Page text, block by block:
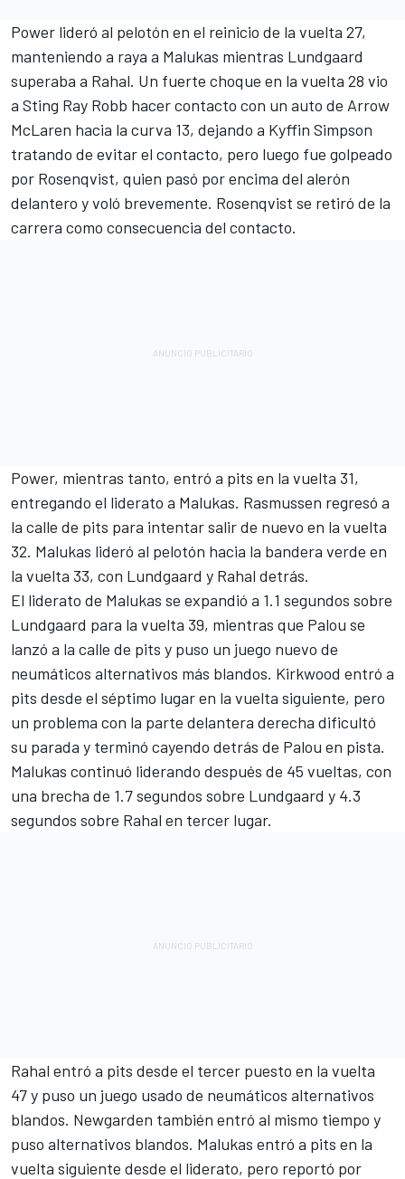
Power lideró al pelotón en el reinicio de la vuelta 27,
manteniendo a raya a Malukas mientras Lundgaard
superaba a Rahal. Un fuerte choque en la vuelta 28 vio
a Sting Ray Robb hacer contacto con un auto de Arrow
McLaren hacia la curva 13, dejando a Kyffin Simpson
tratando de evitar el contacto, pero luego fue golpeado
por Rosenqvist, quien pasó por encima del alerón
delantero y voló brevemente. Rosenqvist se retiró de la
carrera como consecuencia del contacto.
Power, mientras tanto, entró a pits en la vuelta 31,
entregando el liderato a Malukas. Rasmussen regresó a
la calle de pits para intentar salir de nuevo en la vuelta
32. Malukas lideró al pelotón hacia la bandera verde en
la vuelta 33, con Lundgaard y Rahal detrás.
El liderato de Malukas se expandió a 1.1 segundos sobre
Lundgaard para la vuelta 39, mientras que Palou se
lanzó a la calle de pits y puso un juego nuevo de
neumáticos alternativos más blandos. Kirkwood entró a
pits desde el séptimo lugar en la vuelta siguiente, pero
un problema con la parte delantera derecha dificultó
su parada y terminó cayendo detrás de Palou en pista.
Malukas continuó liderando después de 45 vueltas, con
una brecha de 1.7 segundos sobre Lundgaard y 4.3
segundos sobre Rahal en tercer lugar.
Rahal entró a pits desde el tercer puesto en la vuelta
47 y puso un juego usado de neumáticos alternativos
blandos. Newgarden también entró al mismo tiempo y
puso alternativos blandos. Malukas entró a pits en la
vuelta siguiente desde el liderato, pero reportó por